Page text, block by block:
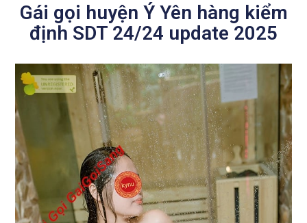
Gái gọi huyện Ý Yên hàng kiểm
định SDT 24/24 update 2025